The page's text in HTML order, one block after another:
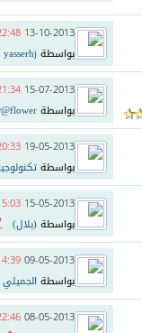
13-10-2013
بواسطة yasserhj
15-07-2013
بواسطةflower@@
19-05-2013
بواسطةتكنولوجيا
15-05-2013
بواسطة(بلال)
09-05-2013
بواسطة الجميلي
08-05-2013